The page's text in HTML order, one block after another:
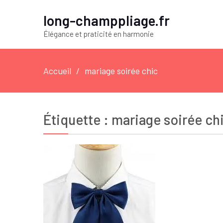
long-champpliage.fr
Élégance et praticité en harmonie
Accueil mariage soirée chic
Étiquette : mariage soirée